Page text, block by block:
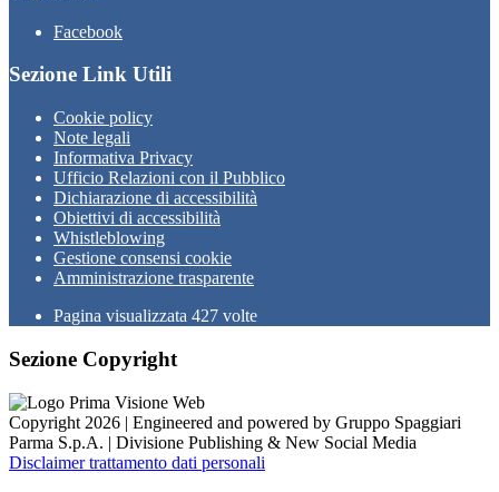
Facebook
Sezione Link Utili
Cookie policy
Note legali
Informativa Privacy
Ufficio Relazioni con il Pubblico
Dichiarazione di accessibilità
Obiettivi di accessibilità
Whistleblowing
Gestione consensi cookie
Amministrazione trasparente
Pagina visualizzata 427 volte
Sezione Copyright
Copyright 2026 | Engineered and powered by Gruppo Spaggiari
Parma S.p.A. | Divisione Publishing & New Social Media
Disclaimer trattamento dati personali